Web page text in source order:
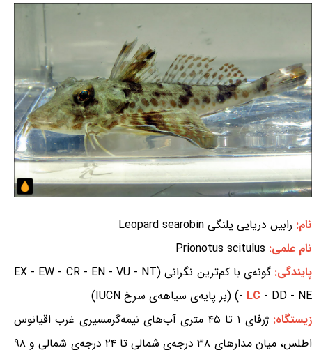
نام: رابین دریایی پلنگی Leopard searobin
نام علمی: Prionotus scitulus
پایندگی:
گونه‌ی با کم‌ترین نگرانی (EX - EW - CR - EN - VU - NT
- LC - DD - NE) (بر پایه‌ی سیاهه‌ی سرخ IUCN)
زیستگاه:
ژرفای ۱ تا ۴۵ متری آب‌های نیمه‌گرمسیری غرب اقیانوس
اطلس، میان مدارهای ۳۸ درجه‌ی شمالی تا ۲۴ درجه‌ی شمالی و ۹۸